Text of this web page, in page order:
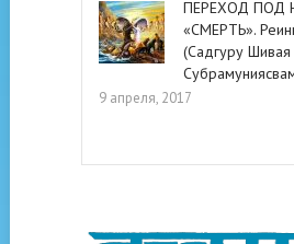
ПЕРЕХОД ПОД
«СМЕРТЬ».
(Садгуру Шивая
9 апреля, 2017